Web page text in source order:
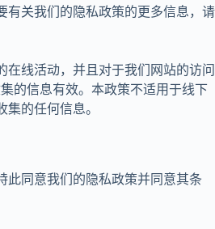
有关我们的隐私政策的更多信息，请
在线活动，并且对于我们网站的访问
的信息有效。本政策不适用于线下
的任何信息。
此同意我们的隐私政策并同意其条